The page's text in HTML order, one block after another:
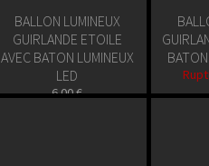
BALLON LUMINEUX
GUIRLANDE ETOILE
AVEC BATON LUMINEUX
LED
6.00 €